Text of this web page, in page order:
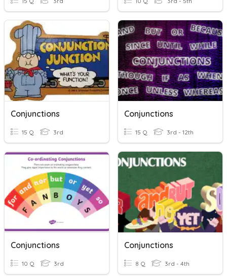
Conjunctions
15 Q 3rd
Conjunctions
15 Q 3rd - 12th
Conjunctions
10 Q 3rd
Conjunctions
8 Q 3rd - 4th